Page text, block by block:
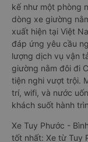
kế như một phòng
dòng xe giường
xuất hiện tại Việt
đáp ứng yêu cầu
lượng dịch vụ vận
giường nằm đôi đi
tiện nghi vượt trội.
trí, wifi, và nước
khách suốt hành
Xe Tuy Phước -
tốt nhất: Xe từ Tuy